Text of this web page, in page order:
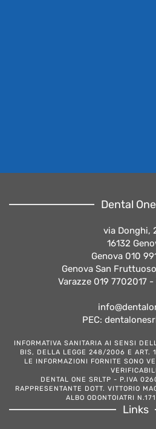
Dental
via Donghi,
16132
Genova 010
Genova San
Varazze 019 7702017
PEC:
INFORMATIVA SANITARIA AI SENSI
BIS, DELLA LEGGE 248/2006 E ART.
LE INFORMAZIONI FORNITE SONO
DENTAL ONE SRLTP - P.IVA
RAPPRESENTANTE DOTT. VITTORIO
ALBO ODONTOIATRI
Links